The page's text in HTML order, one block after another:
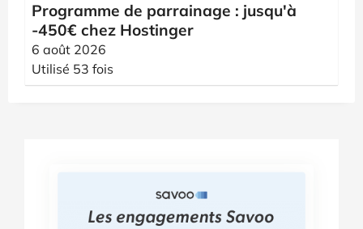
Programme de parrainage : jusqu'à
-450€ chez Hostinger
6 août 2026
Utilisé 53 fois